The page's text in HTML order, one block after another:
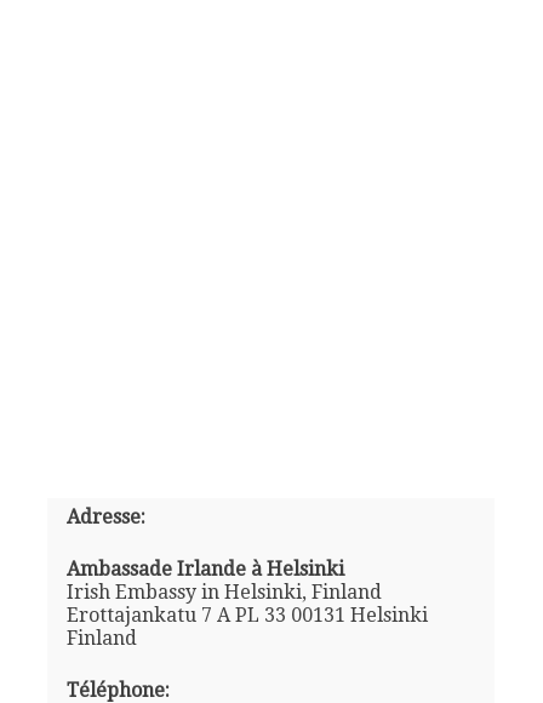
Adresse:
Ambassade Irlande à Helsinki
Irish Embassy in Helsinki, Finland
Erottajankatu 7 A PL 33 00131 Helsinki
Finland
Téléphone: